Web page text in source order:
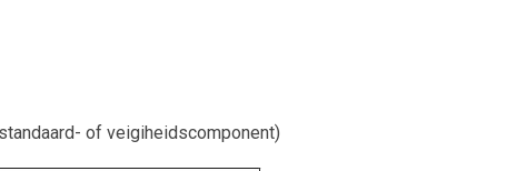
of veigiheidscomponent)